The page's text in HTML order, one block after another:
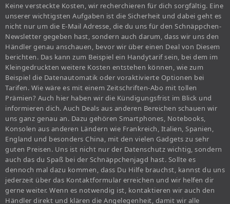
Keine versteckte Kosten, wir recherchieren für dich sorgfältig. Eine
unserer wichtigsten Aufgaben ist die Sicherheit und dabei geht es
nicht nur um die E-Mail Adresse, die du uns für den Schnäppchen-
Newsletter gegeben hast, sondern auch darum, dass wir uns den
Händler genau anschauen, bevor wir über einen Deal von Diesem
berichten. Das kann zum Beispiel ein Handytarif sein, bei dem im
Kleingedruckten weitere Kosten entstehen können, wie zum
Beispiel die Datenautomatik oder voraktivierte Optionen bei
Tarifen. Wie wäre es mit einem Zeitschriften-Abo mit tollen
Prämien? Auch hier haben wir die Kündigungsfrist im Blick und
informieren dich. Auch Deals aus anderen Bereichen schauen wir
uns ganz genau an. Dazu gehören Smartphones, Notebooks,
Konsolen aus anderen Ländern wie Frankreich, Italien, Spanien,
England und besonders China, mit den vielen Gadgets zu sehr
guten Preisen. Uns ist nicht nur der Datenschutz wichtig, sondern
auch das du Spaß bei der Schnäppchenjagd hast. Sollte es
dennoch mal dazu kommen, dass Du Hilfe brauchst, kannst du uns
jederzeit über das Kontaktformular erreichen und wir helfen dir
gerne weiter. Wenn es notwendig ist, kontaktieren wir auch den
Händler direkt und klären die Angelegenheit, damit wir alle